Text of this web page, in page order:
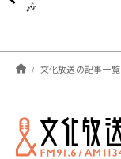
🎶
文化放送の記事一覧